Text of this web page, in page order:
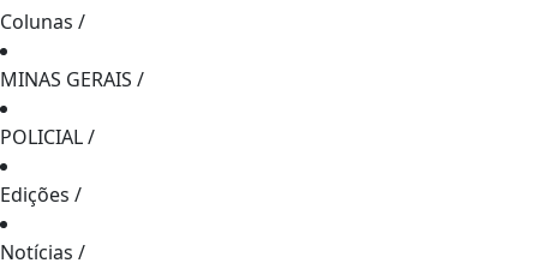
Colunas /
MINAS GERAIS /
POLICIAL/
Edições /
Notícias /